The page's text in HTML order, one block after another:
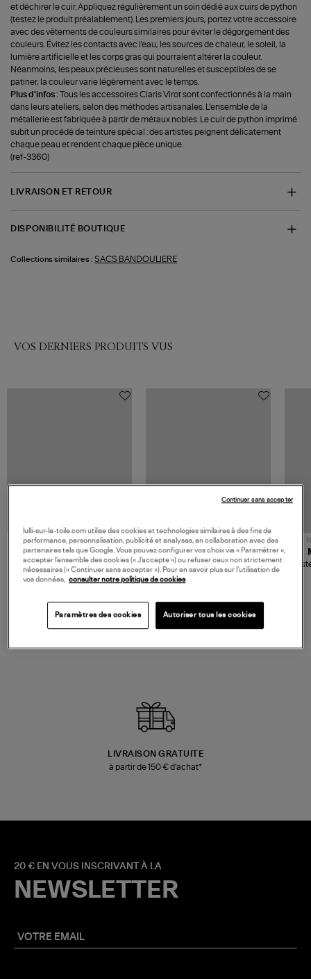
et déchirer le cuir. Appliquez régulièrement un soin dédié aux cuirs de python
(testez le produit préalablement). Les premiers jours, portez votre accessoire
avec des vêtements de couleurs similaires pour éviter le dégorgement des
couleurs. Évitez les contacts avec l'eau, les sources de chaleur, le soleil, la
lumière artificielle et les corps gras qui pourraient altérer la couleur.
Néanmoins, les peaux précieuses sont naturelles et susceptibles de se
patiner, la couleur varie légèrement avec le temps.
Plus d'infos :Tous les accessoires Claris Virot sont confectionnés à la main
dans leurs ateliers, selon des méthodes artisanales. L’ensemble de la
métallerie est fabriquée à partir de métaux nobles. Le cuir de python imprimé
subit un procédé de teinture spécial : des artistes peignent délicatement
chaque peau et rendent chaque pièce unique.
(ref-3360)
LIVRAISON ET RETOUR
DISPONIBILITÉ BOUTIQUE
Collections similaires : SACS BANDOULIERE
VOS DERNIERS PRODUITS VUS
480,00 €
JEROME DREYFUSS
Sac Bobi S Cuir Lamé
Champagne
NOUVELLE COLLECTION
TORAL
Mocassins Killian Sport
Mousse
LIVRAISON GRATUITE
à partir de 150 € d'achat*
20 € EN VOUS INSCRIVANT À LA
NEWSLETTER
lulli-sur-la-toile.com utilise des cookies et technologies similaires à des fins de
performance, personnalisation, publicité et analyses, en collaboration avec des
partenaires tels que Google. Vous pouvez configurer vos choix via « Paramétrer »,
accepter l’ensemble des cookies (« J’accepte ») ou refuser ceux non strictement
nécessaires (« Continuer sans accepter »). Pour en savoir plus sur l’utilisation de
vos données, consulter notre politique de cookies
Paramètres des cookies Autoriser tous les cookies
Continuer sans accepter